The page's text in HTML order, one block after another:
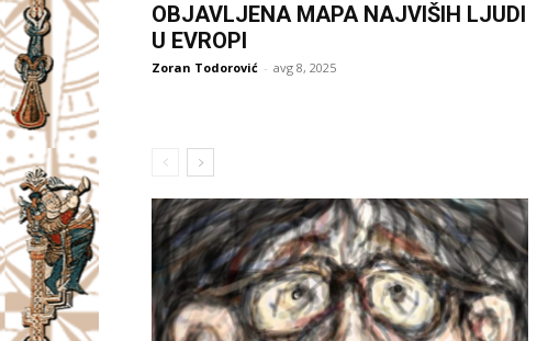
OBJAVLJENA MAPA NAJVIŠIH LJUDI
U EVROPI
Zoran Todorović - avg 8, 2025